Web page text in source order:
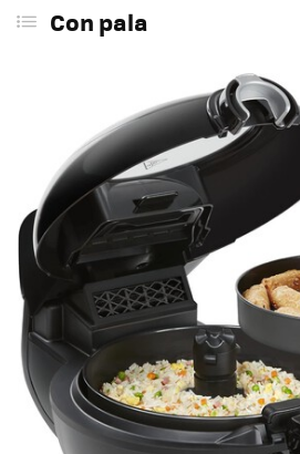
Con pala